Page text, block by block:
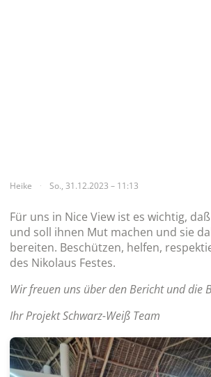
Heike So., 31.12.2023 – 11:13
Für uns in Nice View ist es wichtig,
und soll ihnen Mut machen und sie
bereiten. Beschützen, helfen,
des Nikolaus Festes.
Wir freuen uns über den Bericht und die
Ihr Projekt Schwarz-Weiß Team